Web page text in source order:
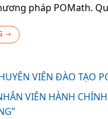
pháp POMath.
→
VIÊN ĐÀO TẠO
VIÊN HÀNH